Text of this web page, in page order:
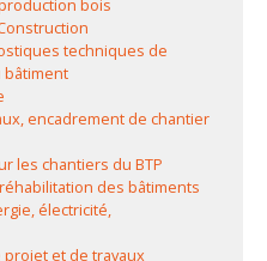
bois
techniques de
bâtiment
encadrement de chantier
les chantiers du BTP
des bâtiments
électricité,
projet et de travaux